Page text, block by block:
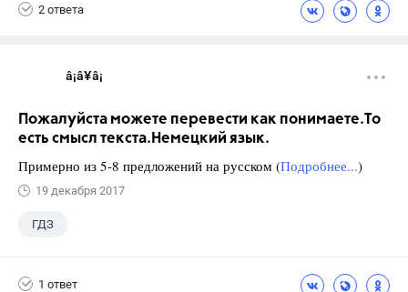
2 ответа
â¡â¥â¡
Пожалуйста можете перевести как понимаете.То
есть смысл текста.Немецкий язык.
Примерно из 5-8 предложений на русском (Подробнее...)
19 декабря 2017
ГДЗ
1 ответ